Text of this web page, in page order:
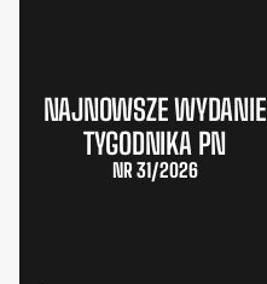
NAJNOWSZE WYDANIE
TYGODNIKA PN
NR 31/2026